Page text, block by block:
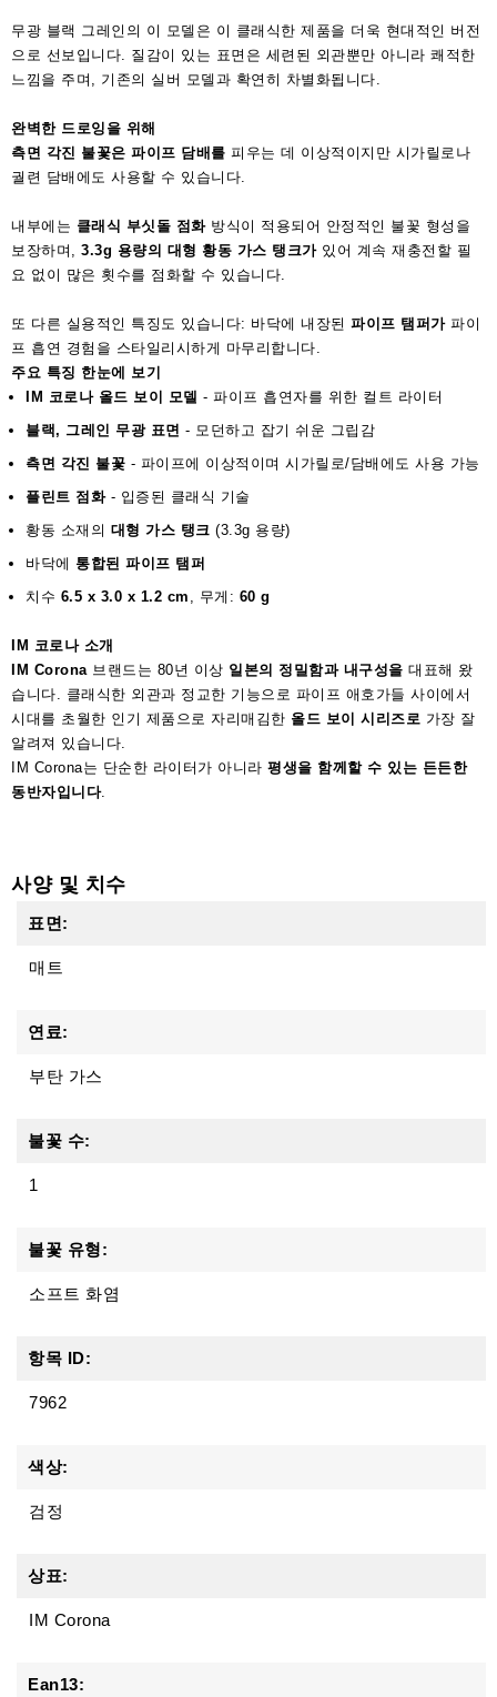
무광 블랙 그레인의 이 모델은 이 클래식한 제품을 더욱 현대적인 버전
으로 선보입니다. 질감이 있는 표면은 세련된 외관뿐만 아니라 쾌적한
느낌을 주며, 기존의 실버 모델과 확연히 차별화됩니다.
완벽한 드로잉을 위해
측면 각진 불꽃은 파이프 담배를 피우는 데 이상적이지만 시가릴로나
궐련 담배에도 사용할 수 있습니다.
내부에는 클래식 부싯돌 점화방식이 적용되어 안정적인 불꽃 형성을
보장하며, 3.3g 용량의 대형 황동 가스 탱크가있어 계속 재충전할 필
요 없이 많은 횟수를 점화할 수 있습니다.
또 다른 실용적인 특징도 있습니다: 바닥에 내장된 파이프 탬퍼가파이
프 흡연 경험을 스타일리시하게 마무리합니다.
주요 특징 한눈에 보기
IM 코로나 올드 보이 모델 - 파이프 흡연자를 위한 컬트 라이터
블랙, 그레인 무광 표면 - 모던하고 잡기 쉬운 그립감
측면 각진 불꽃 - 파이프에 이상적이며 시가릴로/담배에도 사용 가능
플린트 점화- 입증된 클래식 기술
황동 소재의 대형 가스 탱크 (3.3g 용량)
바닥에 통합된 파이프 탬퍼
치수 6.5 x 3.0 x 1.2 cm , 무게: 60 g
IM 코로나 소개
IM Corona브랜드는 80년 이상 일본의 정밀함과 내구성을 대표해 왔
습니다. 클래식한 외관과 정교한 기능으로 파이프 애호가들 사이에서
시대를 초월한 인기 제품으로 자리매김한 올드 보이 시리즈로 가장 잘
알려져 있습니다.
IM Corona는 단순한 라이터가 아니라 평생을 함께할 수 있는 든든한
동반자입니다.
사양 및 치수
표면:
매트
연료:
부탄 가스
불꽃 수:
1
불꽃 유형:
소프트 화염
항목 ID:
7962
색상:
검정
상표:
IM Corona
Ean13: